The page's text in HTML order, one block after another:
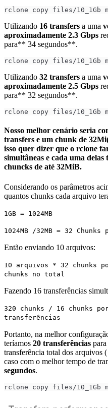
rclone copy files/10_1Gb
Utilizando 16 transfers a uma
aproximadamente 2.3 Gbps
para** 34 segundos**.
rclone copy files/10_1Gb
Utilizando 32 transfers a uma
aproximadamente 2.5 Gbps
para** 32 segundos**.
rclone copy files/10_1Gb
Nosso melhor cenário seria
transfers e um chunk de
isso quer dizer que o rclone
simultâneas e cada uma
chuncks de até 32MiB.
Considerando os parâmetros
quantos chunks cada arquivo
1GB = 1024MB
1024MB /32MB = 32
Então enviando 10 arquivos:
10 arquivos * 32 chunks
chunks no total
Fazendo 16 transferências
320 chunks / 16 chunks
transferências
Portanto, na melhor
teríamos 20 transferências
transferência total dos arquivos (
caso com o melhor tempo de
segundos.
rclone copy files/